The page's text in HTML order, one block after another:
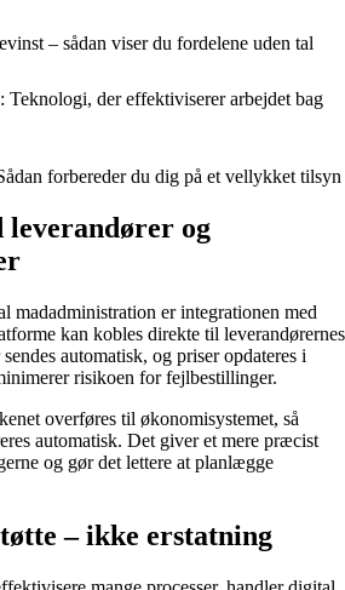
– sådan viser du fordelene uden tal
der effektiviserer arbejdet bag
forbereder du dig på et vellykket tilsyn
og
madadministration er integrationen med
kan kobles direkte til leverandørernes
automatisk, og priser opdateres i
risikoen for fejlbestillinger.
overføres til økonomisystemet, så
automatisk. Det giver et mere præcist
og gør det lettere at planlægge
– ikke erstatning